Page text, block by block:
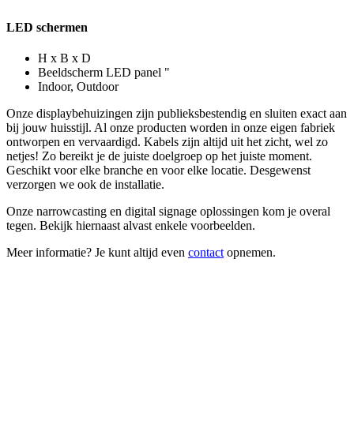
LED schermen
H x B x D
Beeldscherm LED panel "
Indoor, Outdoor
Onze displaybehuizingen zijn publieksbestendig en sluiten exact aan
bij jouw huisstijl. Al onze producten worden in onze eigen fabriek
ontworpen en vervaardigd. Kabels zijn altijd uit het zicht, wel zo
netjes! Zo bereikt je de juiste doelgroep op het juiste moment.
Geschikt voor elke branche en voor elke locatie. Desgewenst
verzorgen we ook de installatie.
Onze narrowcasting en digital signage oplossingen kom je overal
tegen. Bekijk hiernaast alvast enkele voorbeelden.
Meer informatie? Je kunt altijd even contact opnemen.